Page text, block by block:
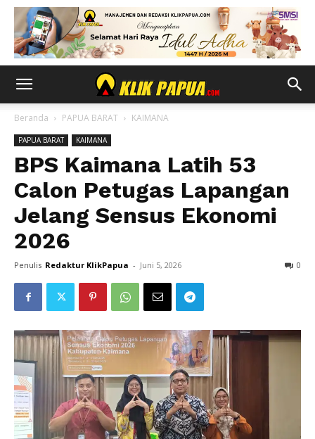
Beranda PAPUA BARAT KAIMANA
PAPUA BARAT KAIMANA
BPS Kaimana Latih 53
Calon Petugas Lapangan
Jelang Sensus Ekonomi
2026
Penulis Redaktur KlikPapua - Juni 5, 2026 0